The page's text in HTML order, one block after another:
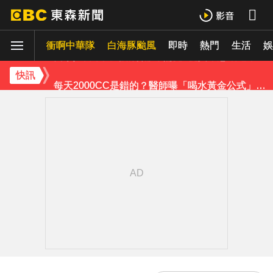
衝啊中華隊 白海豚颱風 即時 熱門 生活
快訊
獨家／台中大馬路分隔島 驚見3隻黃牛悠哉吃草